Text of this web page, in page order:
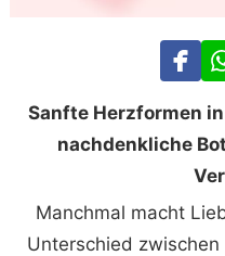
Sanfte Herzformen
nachdenkliche
Manchmal macht
Unterschied